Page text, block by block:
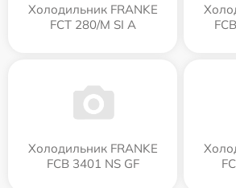
Холодильник FRANKE
FCT 280/M SI A
Холодильник FRANKE
FCB 3401 NS GF